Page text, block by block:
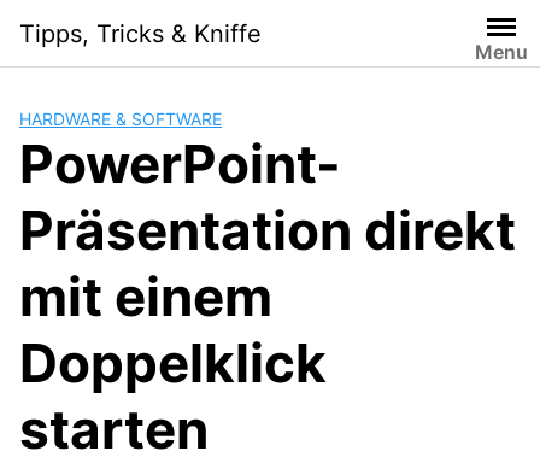
content
Tipps, Tricks & Kniffe
Menu
HARDWARE & SOFTWARE
PowerPoint-
Präsentation direkt
mit einem
Doppelklick
starten